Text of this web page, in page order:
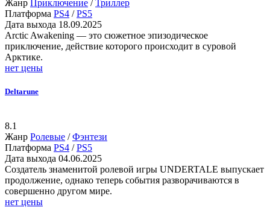
Жанр Приключение / Триллер
Платформа PS4 /PS5
Дата выхода 18.09.2025
Arctic Awakening — это сюжетное эпизодическое
приключение, действие которого происходит в суровой
Арктике.
нет цены
Deltarune
8.1
Жанр Ролевые /Фэнтези
Платформа PS4 /PS5
Дата выхода 04.06.2025
Создатель знаменитой ролевой игры UNDERTALE выпускает
продолжение, однако теперь события разворачиваются в
совершенно другом мире.
нет цены